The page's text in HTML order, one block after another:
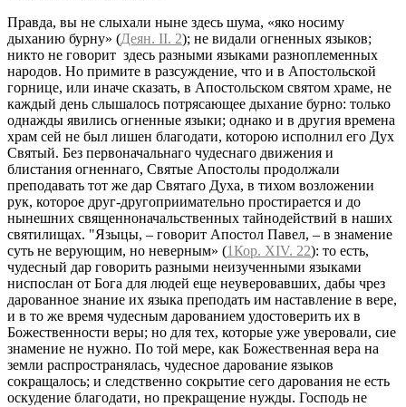
Правда, вы не слыхали ныне здесь шума, «яко носиму
дыханию бурну» (Деян. II. 2); не видали огненных языков;
никто не говорит здесь разными языками разноплеменных
народов. Но примите в разсуждение, что и в Апостольской
горнице, или иначе сказать, в Апостольском святом храме, не
каждый день слышалось потрясающее дыхание бурно: только
однажды явились огненные языки; однако и в другия времена
храм сей не был лишен благодати, которою исполнил его Дух
Святый. Без первоначальнаго чудеснаго движения и
блистания огненнаго, Святые Апостолы продолжали
преподавать тот же дар Святаго Духа, в тихом возложении
рук, которое друг-другоприимательно простирается и до
нынешних священноначальственных тайнодействий в наших
святилищах. "Языцы, – говорит Апостол Павел, – в знамение
суть не верующим, но неверным» (1Кор. XIV. 22): то есть,
чудесный дар говорить разными неизученными языками
ниспослан от Бога для людей еще неуверовавших, дабы чрез
дарованное знание их языка преподать им наставление в вере,
и в то же время чудесным дарованием удостоверить их в
Божественности веры; но для тех, которые уже уверовали, сие
знамение не нужно. По той мере, как Божественная вера на
земли распространялась, чудесное дарование языков
сокращалось; и следственно сокрытие сего дарования не есть
оскудение благодати, но прекращение нужды. Господь не